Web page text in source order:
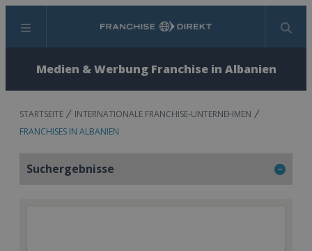
Menü Suchen
Medien & Werbung Franchise in Albanien
STARTSEITE
INTERNATIONALE FRANCHISE-UNTERNEHMEN
FRANCHISES IN ALBANIEN
Suchergebnisse